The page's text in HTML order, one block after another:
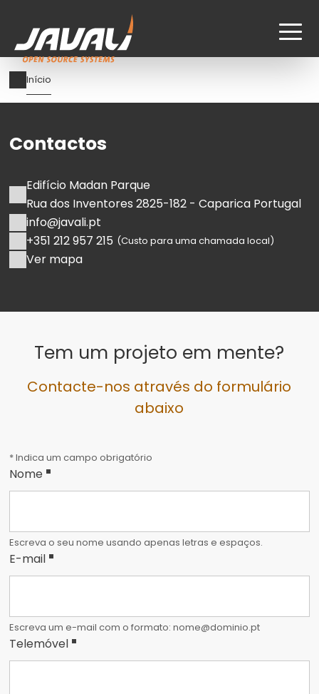
Passar
para
o
principal
Navegação
estrutural
Início
Contactos
Edifício Madan Parque
Rua dos Inventores 2825-182 - Caparica Portugal
info@javali.pt
+351 212 957 215 (Custo para uma chamada local)
Ver mapa
Tem um projeto em mente?
Contacte-nos através do formulário
abaixo
* Indica um campo obrigatório
Nome
Escreva o seu nome usando apenas letras e espaços.
email
e
E-mail
Escreva um e-mail com o formato: nome@dominio.pt
Telemóvel